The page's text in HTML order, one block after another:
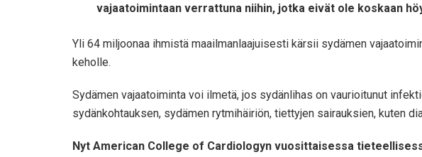
vajaatoimintaan verrattuna niihin, jotka eivät ole koskaan
Yli 64 miljoonaa ihmistä maailmanlaajuisesti kärsii sydämen
keholle.
Sydämen vajaatoiminta voi ilmetä, jos sydänlihas on vaurioitunut
sydänkohtauksen, sydämen rytmihäiriön, tiettyjen sairauksien, kuten
Nyt American College of Cardiologyn vuosittaisessa